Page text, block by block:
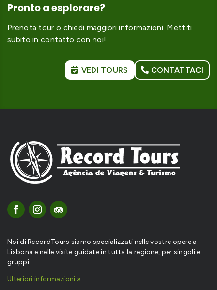
Pronto a esplorare?
Prenota tour o chiedi maggiori informazioni. Mettiti
subito in contatto con noi!
VEDI TOURS CONTATTACI
Noi di RecordTours siamo specializzati nelle vostre opere a
Lisbona e nelle visite guidate in tutta la regione, per singoli e
gruppi.
Ulteriori informazioni »